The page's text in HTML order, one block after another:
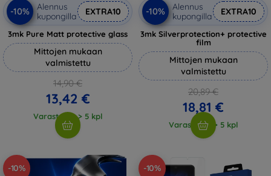
-10%
Alennus
kupongilla
EXTRA10
3mk Pure Matt protective glass
Mittojen mukaan
valmistettu
14,90 €
13,42 €
Varastossa > 5 kpl
-10%
Alennus
kupongilla
EXTRA10
3mk Silverprotection+ protective
film
Mittojen mukaan
valmistettu
20,89 €
18,81 €
Varastossa > 5 kpl
-10% -10%